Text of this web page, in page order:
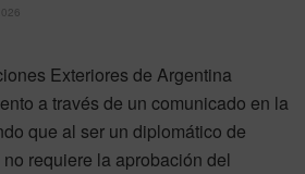
Exteriores de Argentina
a través de un comunicado en la
que al ser un diplomático de
requiere la aprobación del